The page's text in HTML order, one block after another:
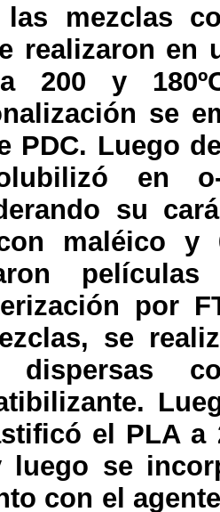
las mezclas
realizaron en
200 y
se
PDC. Luego
en o-
su
maléico y
por
se
dispersas
el PLA a
luego se
con el